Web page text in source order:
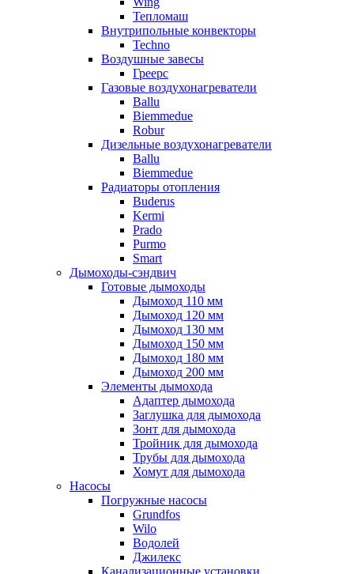
Тепломаш
Внутрипольные конвекторы
Techno
Воздушные завесы
Греерс
Газовые воздухонагреватели
Ballu
Biemmedue
Robur
Дизельные воздухонагреватели
Ballu
Biemmedue
Радиаторы отопления
Buderus
Kermi
Prado
Purmo
Smart
Дымоходы-сэндвич
Готовые дымоходы
Дымоход 110 мм
Дымоход 120 мм
Дымоход 130 мм
Дымоход 150 мм
Дымоход 180 мм
Дымоход 200 мм
Элементы дымохода
Адаптер дымохода
Заглушка для дымохода
Зонт для дымохода
Тройник для дымохода
Трубы для дымохода
Хомут для дымохода
Насосы
Погружные насосы
Grundfos
Wilo
Водолей
Джилекс
Канализационные установки